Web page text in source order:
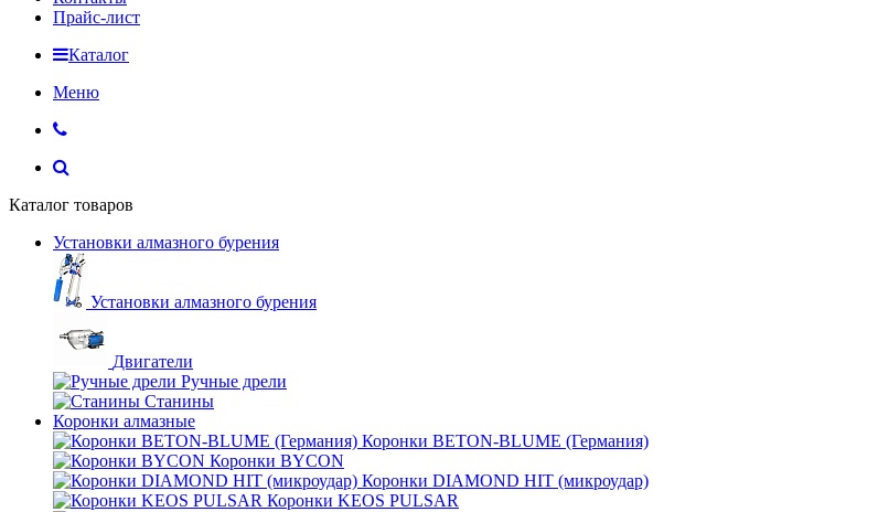
Прайс-лист
Каталог
Меню
Каталог товаров
Установки алмазного бурения
Установки алмазного бурения
Двигатели
Ручные дрели
Станины
Коронки алмазные
Коронки BETON-BLUME (Германия)
Коронки BYCON
Коронки DIAMOND HIT (микроудар)
Коронки KEOS PULSAR